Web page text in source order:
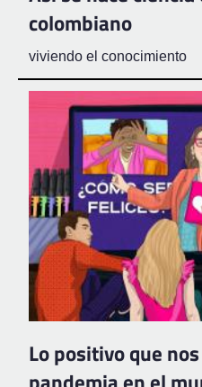
colombiano
viviendo el conocimiento
Lo positivo que